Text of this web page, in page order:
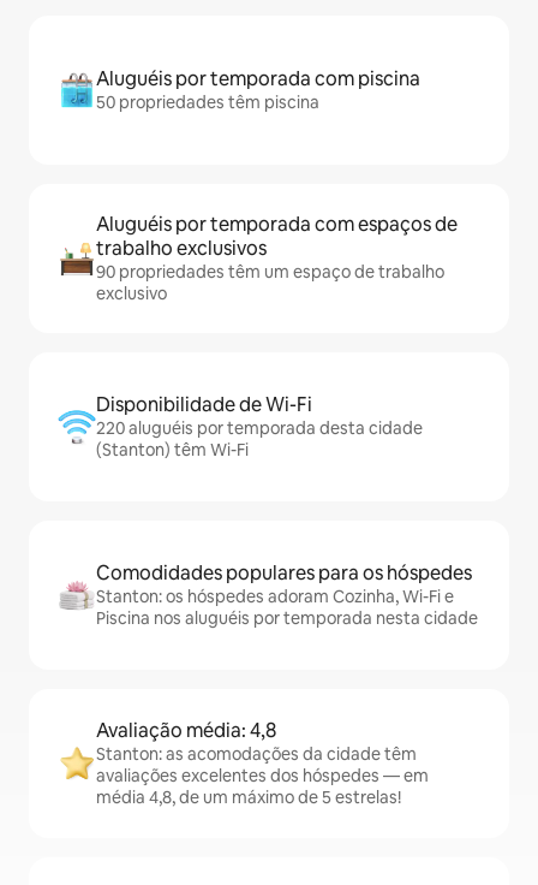
Aluguéis por temporada com piscina
50 propriedades têm piscina
Aluguéis por temporada com espaços de
trabalho exclusivos
90 propriedades têm um espaço de trabalho
exclusivo
Disponibilidade de Wi-Fi
220 aluguéis por temporada desta cidade
(Stanton) têm Wi-Fi
Comodidades populares para os hóspedes
Stanton: os hóspedes adoram Cozinha, Wi-Fi e
Piscina nos aluguéis por temporada nesta cidade
Avaliação média: 4,8
Stanton: as acomodações da cidade têm
avaliações excelentes dos hóspedes — em
média 4,8, de um máximo de 5 estrelas!